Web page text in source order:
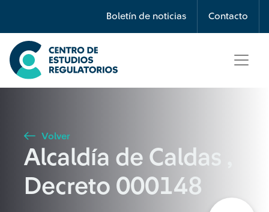
Boletín de noticias Contacto
Búsqueda
Seleccione país
Buscar
Volver
Alcaldía de Caldas ,
Decreto 000148